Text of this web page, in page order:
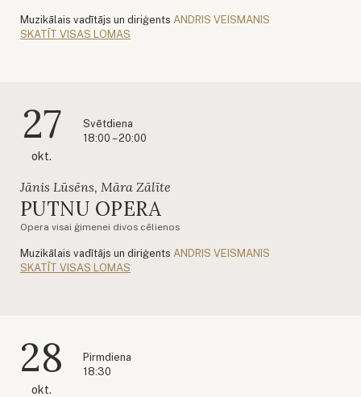
Muzikālais vadītājs un diriģents ANDRIS VEISMANIS
SKATĪT VISAS LOMAS
27
okt.
Svētdiena
18:00 – 20:00
Jānis Lūsēns, Māra Zālīte
PUTNU OPERA
Opera visai ģimenei divos cēlienos
Muzikālais vadītājs un diriģents ANDRIS VEISMANIS
SKATĪT VISAS LOMAS
28
okt.
Pirmdiena
18:30